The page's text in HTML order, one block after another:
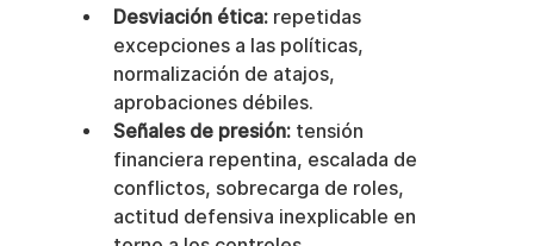
Desviación ética: repetidas
excepciones a las políticas,
normalización de atajos,
aprobaciones débiles.
Señales de presión: tensión
financiera repentina, escalada de
conflictos, sobrecarga de roles,
actitud defensiva inexplicable en